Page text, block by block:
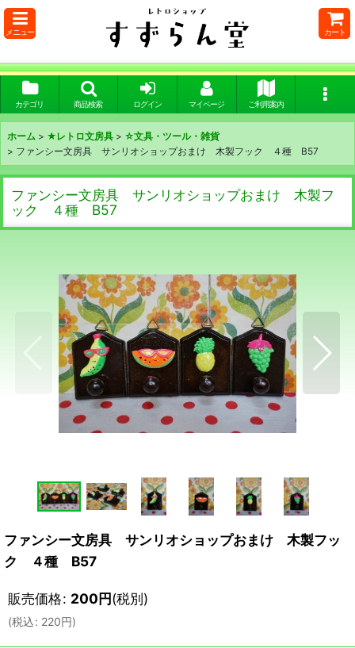
メニュー カート
カテゴリ 商品検索 ログイン マイページ ご利用案内
ホーム > ★レトロ文房具 > ☆文具・ツール・雑貨
> ファンシー文房具 サンリオショップおまけ 木製フック ４種 B57
ファンシー文房具 サンリオショップおまけ 木製フ
ック ４種 B57
ファンシー文房具 サンリオショップおまけ 木製フッ
ク ４種 B57
販売価格: 200円(税別)
(税込: 220円)